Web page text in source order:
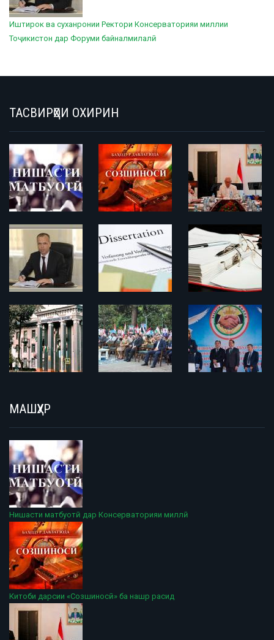
Иштирок ва суханронии Ректори Консерваторияи миллии
Тоҷикистон дар Форуми байналмилалӣ
ТАСВИРҲОИ ОХИРИН
МАШҲУР
Нишасти матбуотӣ дар Консерваторияи миллӣ
Китоби дарсии «Созшиносӣ» ба нашр расид